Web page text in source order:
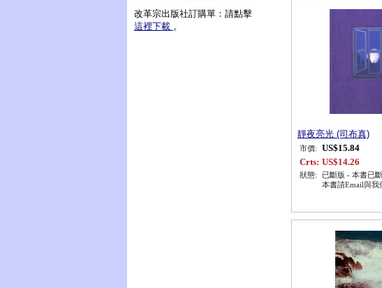
改革宗出版社訂購單：請點擊
這裡下載 。
靜夜亮光 (司布真)
市價:
US$15.84
Crts: US$14.26
狀態:
已斷版 - 本書已
本書請Email與我